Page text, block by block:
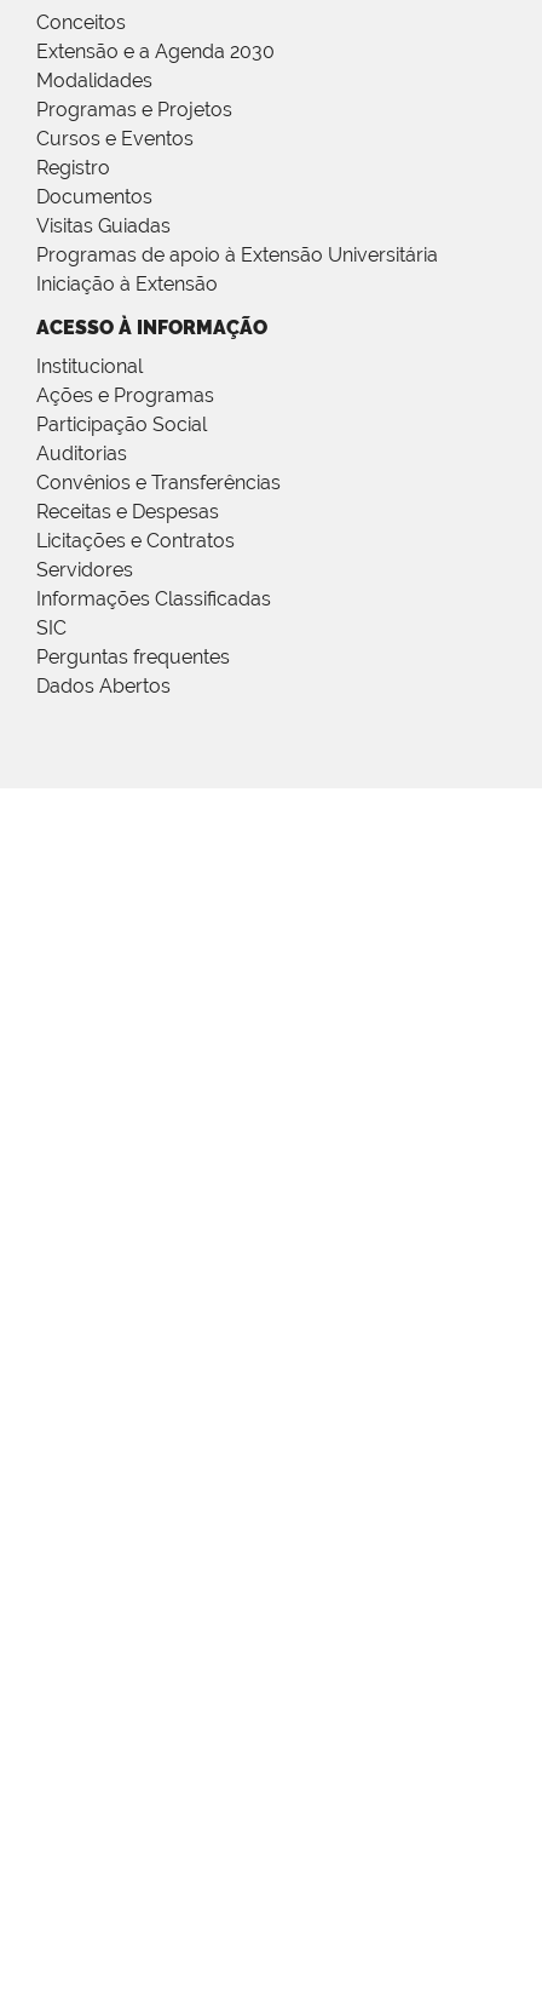
Conceitos
Extensão e a Agenda 2030
Modalidades
Programas e Projetos
Cursos e Eventos
Registro
Documentos
Visitas Guiadas
Programas de apoio à Extensão Universitária
Iniciação à Extensão
ACESSO À INFORMAÇÃO
Institucional
Ações e Programas
Participação Social
Auditorias
Convênios e Transferências
Receitas e Despesas
Licitações e Contratos
Servidores
Informações Classificadas
SIC
Perguntas frequentes
Dados Abertos